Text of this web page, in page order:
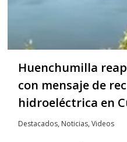
Huenchumilla
con mensaje de
hidroeléctrica en
Destacados, Noticias,Videos